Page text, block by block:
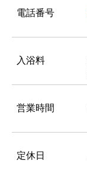
電話番号
入浴料
営業時間
定休日